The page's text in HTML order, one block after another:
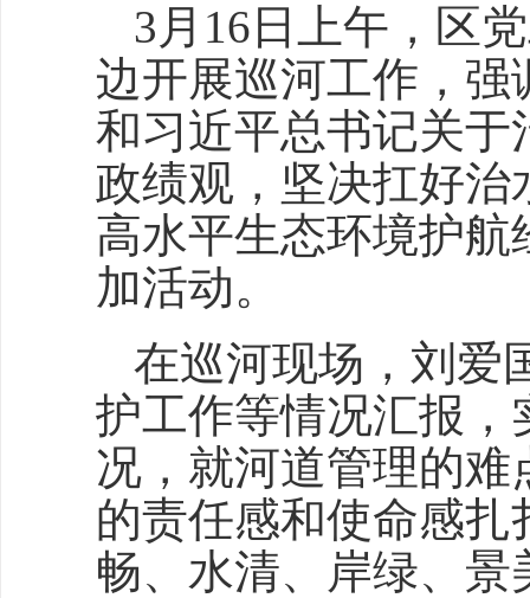
3月16日上午，区
边开展巡河工作，
和习近平总书记关
政绩观，坚决扛好
高水平生态环境护
加活动。
在巡河现场，刘爱
护工作等情况汇报
况，就河道管理的
的责任感和使命感
畅、水清、岸绿、